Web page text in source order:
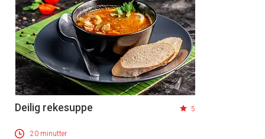
Deilig rekesuppe 5
20 minutter